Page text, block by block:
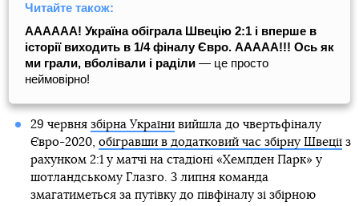
Читайте також:
АААААА! Україна обіграла Швецію 2:1 і вперше в
історії виходить в 1/4 фіналу Євро. ААААА!!! Ось як
ми грали, вболівали і раділи — це просто
неймовірно!
29 червня збірна Українивийшла до чвертьфіналу
Євро-2020, обігравши в додатковий час збірну Швеціїз
рахунком 2:1 у матчі на стадіоні «Хемпден Парк» у
шотландському Глазго. 3 липня команда
змагатиметься за путівку до півфіналу зі збірною